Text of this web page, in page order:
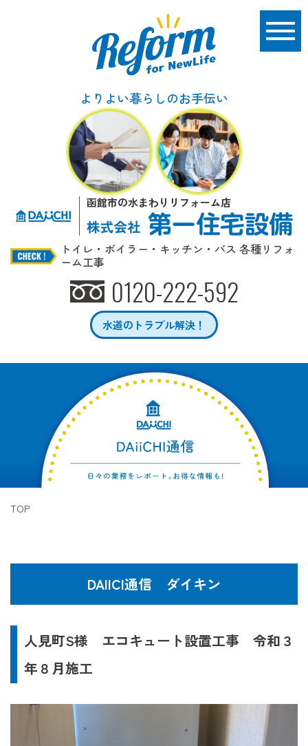
よりよい暮らしのお手伝い
函館市の水まわりリフォーム店
トイレ・ボイラー・キッチン・バス 各種リフォ
ーム工事
0120-222-592
水道のトラブル解決！
TOP
DAIICI通信 ダイキン
人見町S様 エコキュート設置工事 令和３
年８月施工